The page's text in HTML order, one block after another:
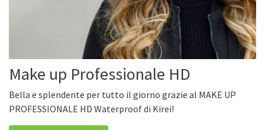
Make up Professionale HD
Bella e splendente per tutto il giorno grazie al MAKE UP
PROFESSIONALE HD Waterproof di Kirei!